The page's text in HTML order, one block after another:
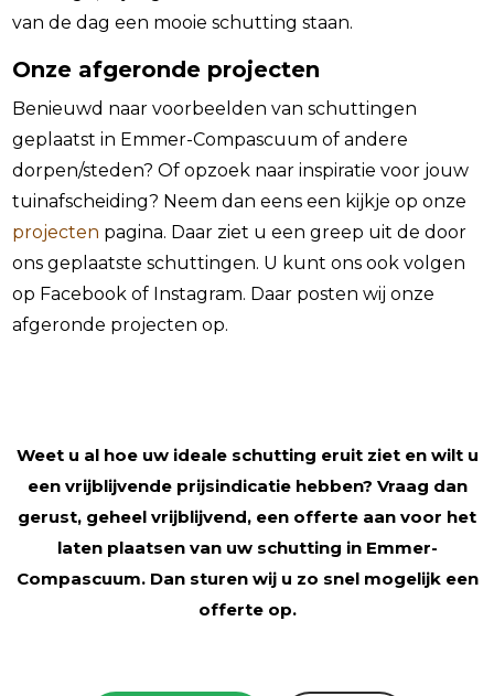
van de dag een mooie schutting staan.
Onze afgeronde projecten
Benieuwd naar voorbeelden van schuttingen
geplaatst in Emmer-Compascuum of andere
dorpen/steden? Of opzoek naar inspiratie voor jouw
tuinafscheiding? Neem dan eens een kijkje op onze
projecten pagina. Daar ziet u een greep uit de door
ons geplaatste schuttingen. U kunt ons ook volgen
op Facebook of Instagram. Daar posten wij onze
afgeronde projecten op.
Weet u al hoe uw ideale schutting eruit ziet en wilt u
een vrijblijvende prijsindicatie hebben? Vraag dan
gerust, geheel vrijblijvend, een offerte aan voor het
laten plaatsen van uw schutting in Emmer-
Compascuum. Dan sturen wij u zo snel mogelijk een
offerte op.